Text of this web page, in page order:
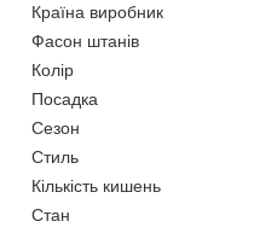
Країна виробник
Фасон штанів
Колір
Посадка
Сезон
Стиль
Кількість кишень
Стан